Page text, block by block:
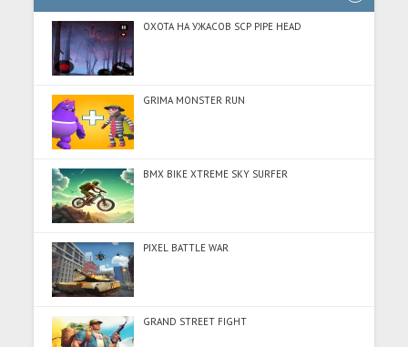
ОХОТА НА УЖАСОВ SCP PIPE HEAD
GRIMA MONSTER RUN
BMX BIKE XTREME SKY SURFER
PIXEL BATTLE WAR
GRAND STREET FIGHT